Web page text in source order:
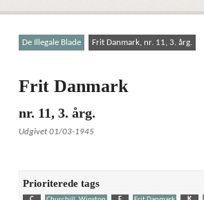
De Illegale Blade Frit Danmark, nr. 11, 3. årg.
Frit Danmark
nr. 11, 3. årg.
Udgivet 01/03-1945
Prioriterede tags